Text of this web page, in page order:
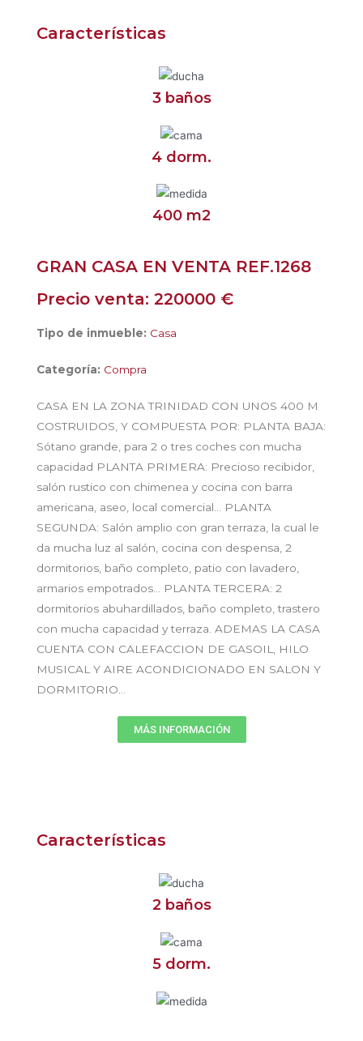
Características
3 baños
4 dorm.
400 m2
GRAN CASA EN VENTA REF.1268
Precio venta: 220000 €
Tipo de inmueble: Casa
Categoría: Compra
CASA EN LA ZONA TRINIDAD CON UNOS 400 M
COSTRUIDOS, Y COMPUESTA POR: PLANTA BAJA:
Sótano grande, para 2 o tres coches con mucha
capacidad PLANTA PRIMERA: Precioso recibidor,
salón rustico con chimenea y cocina con barra
americana, aseo, local comercial… PLANTA
SEGUNDA: Salón amplio con gran terraza, la cual le
da mucha luz al salón, cocina con despensa, 2
dormitorios, baño completo, patio con lavadero,
armarios empotrados… PLANTA TERCERA: 2
dormitorios abuhardillados, baño completo, trastero
con mucha capacidad y terraza. ADEMAS LA CASA
CUENTA CON CALEFACCION DE GASOIL, HILO
MUSICAL Y AIRE ACONDICIONADO EN SALON Y
DORMITORIO…
MÁS INFORMACIÓN
Características
2 baños
5 dorm.